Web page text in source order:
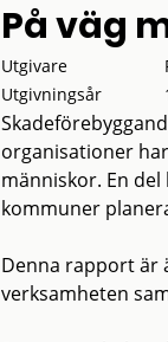
På väg
Utgivare
Utgivningsår
organisationer
människor. En
kommuner
Denna rapport är
verksamheten